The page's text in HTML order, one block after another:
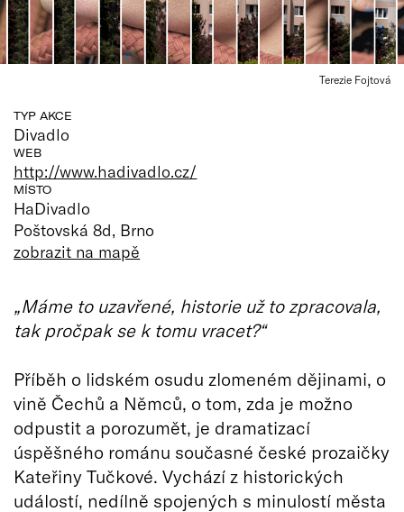
Terezie Fojtová
TYP AKCE
Divadlo
WEB
http://www.hadivadlo.cz/
MÍSTO
HaDivadlo
Poštovská 8d, Brno
zobrazit na mapě
„Máme to uzavřené, historie už to zpracovala,
tak pročpak se k tomu vracet?“
Příběh o lidském osudu zlomeném dějinami, o
vině Čechů a Němců, o tom, zda je možno
odpustit a porozumět, je dramatizací
úspěšného románu současné české prozaičky
Kateřiny Tučkové. Vychází z historických
událostí, nedílně spojených s minulostí města